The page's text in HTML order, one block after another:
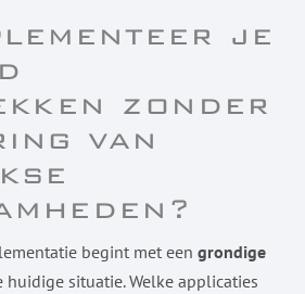
je
zonder
van
begint met een grondige
huidige situatie. Welke applicaties